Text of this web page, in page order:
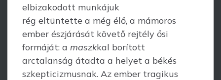
elbizakodott munkájuk
rég eltüntette a még élő, a mámoros
ember észjárását követő rejtély ősi
formáját: a maszkkal borított
arctalanság átadta a helyet a békés
szkepticizmusnak. Az ember tragikus